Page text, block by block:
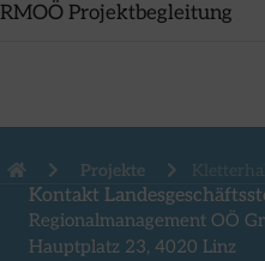
RMOÖ Projektbegleitung
Projekte
Kontakt
Regionalmanagement OÖ
Hauptplatz 23, 4020 Linz